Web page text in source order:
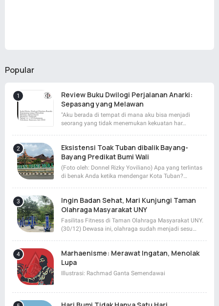
Popular
Review Buku Dwilogi Perjalanan Anarki:
Sepasang yang Melawan
"Aku berada di tempat di mana aku bisa menjadi
seorang yang tidak menemukan kekuatan har…
Eksistensi Toak Tuban dibalik Bayang-
Bayang Predikat Bumi Wali
(Foto oleh: Donnel Rizky Yoviliano) Apa yang terlintas
di benak Anda ketika mendengar Kota Tuban?…
Ingin Badan Sehat, Mari Kunjungi Taman
Olahraga Masyarakat UNY
Fasilitas Fitness di Taman Olahraga Masyarakat UNY.
(30/12) Dewasa ini, olahraga sudah menjadi sesu…
Marhaenisme: Merawat Ingatan, Menolak
Lupa
Illustrasi: Rachmad Ganta Semendawai